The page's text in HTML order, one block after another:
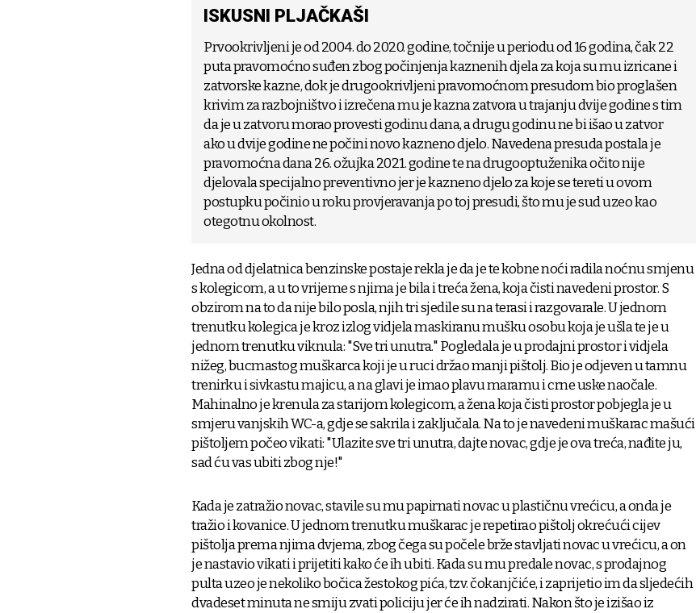
ISKUSNI PLJAČKAŠI
Prvookrivljeni je od 2004. do 2020. godine, točnije u periodu od 16 godina, čak 22
puta pravomoćno suđen zbog počinjenja kaznenih djela za koja su mu izricane i
zatvorske kazne, dok je drugookrivljeni pravomoćnom presudom bio proglašen
krivim za razbojništvo i izrečena mu je kazna zatvora u trajanju dvije godine s tim
da je u zatvoru morao provesti godinu dana, a drugu godinu ne bi išao u zatvor
ako u dvije godine ne počini novo kazneno djelo. Navedena presuda postala je
pravomoćna dana 26. ožujka 2021. godine te na drugooptuženika očito nije
djelovala specijalno preventivno jer je kazneno djelo za koje se tereti u ovom
postupku počinio u roku provjeravanja po toj presudi, što mu je sud uzeo kao
otegotnu okolnost.
Jedna od djelatnica benzinske postaje rekla je da je te kobne noći radila noćnu smjenu
s kolegicom, a u to vrijeme s njima je bila i treća žena, koja čisti navedeni prostor. S
obzirom na to da nije bilo posla, njih tri sjedile su na terasi i razgovarale. U jednom
trenutku kolegica je kroz izlog vidjela maskiranu mušku osobu koja je ušla te je u
jednom trenutku viknula: "Sve tri unutra." Pogledala je u prodajni prostor i vidjela
nižeg, bucmastog muškarca koji je u ruci držao manji pištolj. Bio je odjeven u tamnu
trenirku i sivkastu majicu, a na glavi je imao plavu maramu i crne uske naočale.
Mahinalno je krenula za starijom kolegicom, a žena koja čisti prostor pobjegla je u
smjeru vanjskih WC-a, gdje se sakrila i zaključala. Na to je navedeni muškarac mašući
pištoljem počeo vikati: "Ulazite sve tri unutra, dajte novac, gdje je ova treća, nađite ju,
sad ću vas ubiti zbog nje!"
Kada je zatražio novac, stavile su mu papirnati novac u plastičnu vrećicu, a onda je
tražio i kovanice. U jednom trenutku muškarac je repetirao pištolj okrećući cijev
pištolja prema njima dvjema, zbog čega su počele brže stavljati novac u vrećicu, a on
je nastavio vikati i prijetiti kako će ih ubiti. Kada su mu predale novac, s prodajnog
pulta uzeo je nekoliko bočica žestokog pića, tzv. čokanjčiće, i zaprijetio im da sljedećih
dvadeset minuta ne smiju zvati policiju jer će ih nadzirati. Nakon što je izišao iz